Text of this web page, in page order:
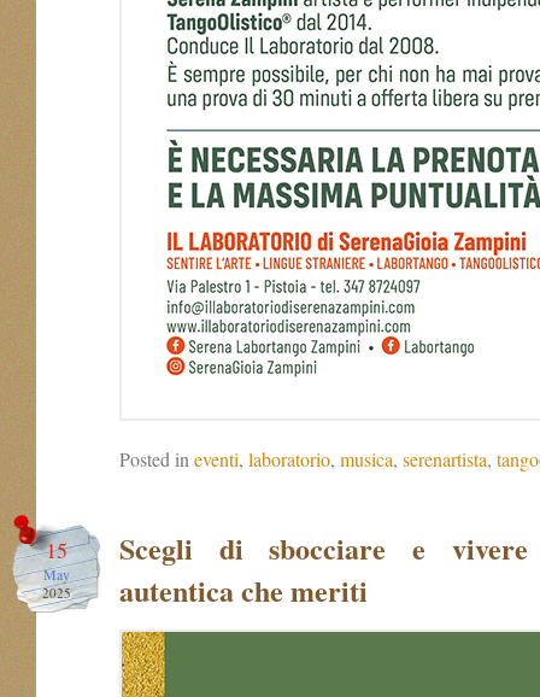
Posted in eventi, laboratorio, musica, serenartista,
15
May
2025
Scegli di sbocciare e
autentica che meriti